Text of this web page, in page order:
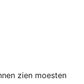
zien moesten